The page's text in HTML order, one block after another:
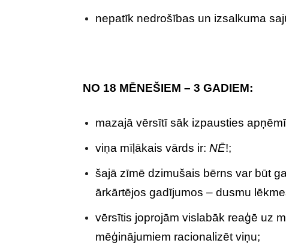
nepatīk nedrošības un izsalkuma
NO 18 MĒNEŠIEM – 3 GADIEM:
mazajā vērsītī sāk izpausties
viņa mīļākais vārds ir: NĒ!;
šajā zīmē dzimušais bērns var būt
ārkārtējos gadījumos – dusmu
vērsītis joprojām vislabāk reaģē uz
mēģinājumiem racionalizēt viņu;